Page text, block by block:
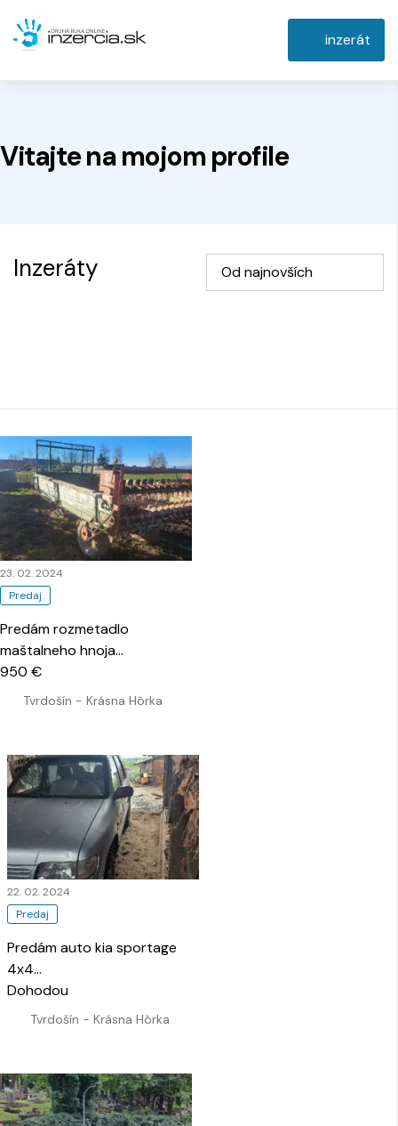
inzerát
Vitajte na mojom profile
Inzeráty Od najnovších
Predaj
23. 02. 2024
Predám rozmetadlo
maštalneho hnoja…
Tvrdošín - Krásna Hôrka
950 €
Predaj
22. 02. 2024
Predám auto kia sportage
4x4…
Tvrdošín - Krásna Hôrka
Dohodou